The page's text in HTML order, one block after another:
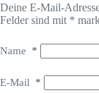
Deine E-Mail-
Felder sind mit *
Name *
E-Mail *